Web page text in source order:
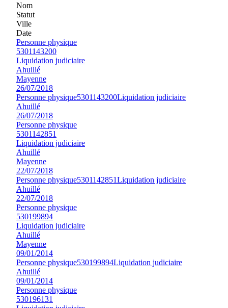
Nom
Statut
Ville
Date
Personne physique
5301143200
Liquidation judiciaire
Ahuillé
Mayenne
26/07/2018
Personne physique5301143200Liquidation judiciaire
Ahuillé
26/07/2018
Personne physique
5301142851
Liquidation judiciaire
Ahuillé
Mayenne
22/07/2018
Personne physique5301142851Liquidation judiciaire
Ahuillé
22/07/2018
Personne physique
530199894
Liquidation judiciaire
Ahuillé
Mayenne
09/01/2014
Personne physique530199894Liquidation judiciaire
Ahuillé
09/01/2014
Personne physique
530196131